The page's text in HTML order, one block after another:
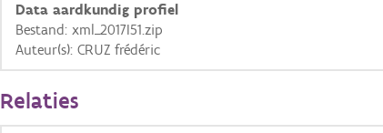
Ortho
GRB-Basiskaart
Data aardkundig profiel
Bestand: xml_2017I51.zip
Auteur(s): CRUZ frédéric
Relaties